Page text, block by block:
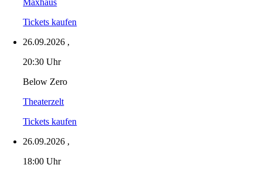
Tickets kaufen
26.09.2026 ,
20:30 Uhr
Below Zero
Theaterzelt
Tickets kaufen
26.09.2026 ,
18:00 Uhr